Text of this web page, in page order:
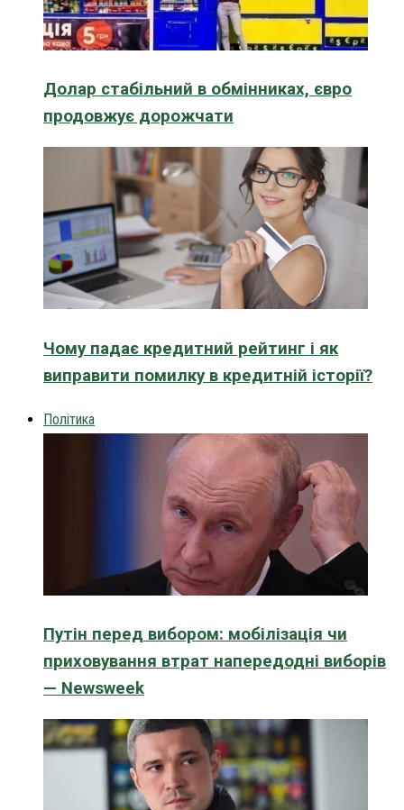
Долар стабільний в обмінниках, євро
продовжує дорожчати
Чому падає кредитний рейтинг і як
виправити помилку в кредитній історії?
Політика
Путін перед вибором: мобілізація чи
приховування втрат напередодні виборів
— Newsweek